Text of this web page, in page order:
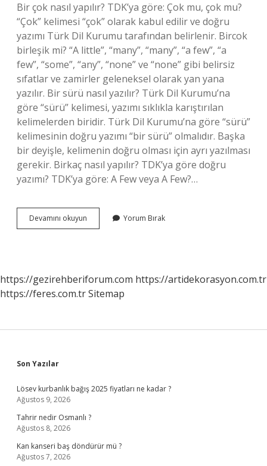
Bir çok nasıl yapılır? TDK’ya göre: Çok mu, çok mu?
“Çok” kelimesi “çok” olarak kabul edilir ve doğru
yazımı Türk Dil Kurumu tarafından belirlenir. Bircok
birleşik mi? “A little”, “many”, “many”, “a few”, “a
few”, “some”, “any”, “none” ve “none” gibi belirsiz
sıfatlar ve zamirler geleneksel olarak yan yana
yazılır. Bir sürü nasıl yazılır? Türk Dil Kurumu’na
göre “sürü” kelimesi, yazımı sıklıkla karıştırılan
kelimelerden biridir. Türk Dil Kurumu’na göre “sürü”
kelimesinin doğru yazımı “bir sürü” olmalıdır. Başka
bir deyişle, kelimenin doğru olması için ayrı yazılması
gerekir. Birkaç nasıl yapılır? TDK’ya göre doğru
yazımı? TDK’ya göre: A Few veya A Few?…
Devamını okuyun
Nasıl
Yorum Bırak
https://gezirehberiforum.com https://artidekorasyon.com.tr
https://feres.com.trSitemap
Sidebar
Son Yazılar
Lösev kurbanlık bağış 2025 fiyatları ne kadar ?
Ağustos 9, 2026
Tahrir nedir Osmanlı ?
Ağustos 8, 2026
Kan kanseri baş döndürür mü ?
Ağustos 7, 2026